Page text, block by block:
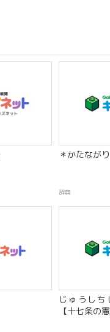
＊かたなが
辞典
じゅうしち
【十七条の憲